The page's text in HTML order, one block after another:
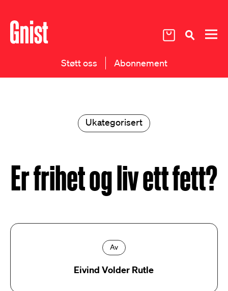
Støtt oss Abonnement
Ukategorisert
Er frihet og liv ett fett?
Av
Eivind Volder Rutle